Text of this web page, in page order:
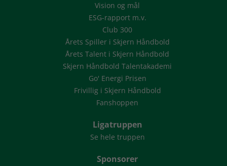
Vision og mål
ESG-rapport m.v.
Club 300
Årets Spiller i Skjern Håndbold
Årets Talent i Skjern Håndbold
Skjern Håndbold Talentakademi
Go' Energi Prisen
Frivillig i Skjern Håndbold
Fanshoppen
Ligatruppen
Se hele truppen
Sponsorer